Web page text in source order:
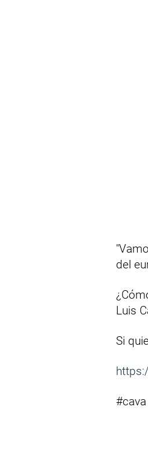
del
Luis
Si
#cava